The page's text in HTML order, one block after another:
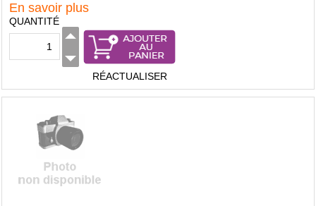
En savoir plus
QUANTITÉ
RÉACTUALISER